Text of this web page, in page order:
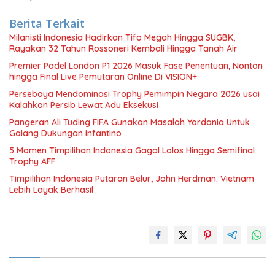
Berita Terkait
Milanisti Indonesia Hadirkan Tifo Megah Hingga SUGBK,
Rayakan 32 Tahun Rossoneri Kembali Hingga Tanah Air
Premier Padel London P1 2026 Masuk Fase Penentuan, Nonton
hingga Final Live Pemutaran Online Di VISION+
Persebaya Mendominasi Trophy Pemimpin Negara 2026 usai
Kalahkan Persib Lewat Adu Eksekusi
Pangeran Ali Tuding FIFA Gunakan Masalah Yordania Untuk
Galang Dukungan Infantino
5 Momen Timpilihan Indonesia Gagal Lolos Hingga Semifinal
Trophy AFF
Timpilihan Indonesia Putaran Belur, John Herdman: Vietnam
Lebih Layak Berhasil